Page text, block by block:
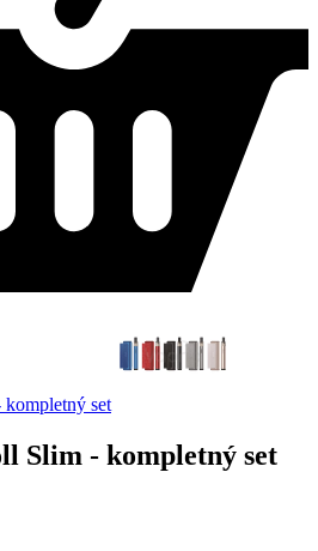
set
Slim - kompletný set